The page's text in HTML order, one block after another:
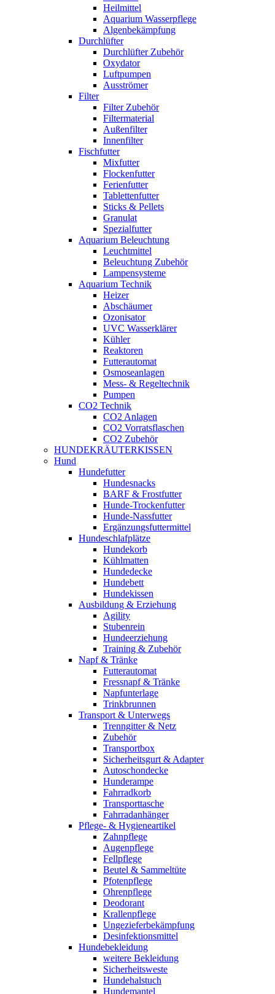
Heilmittel
Aquarium Wasserpflege
Algenbekämpfung
Durchlüfter
Durchlüfter Zubehör
Oxydator
Luftpumpen
Ausströmer
Filter
Filter Zubehör
Filtermaterial
Außenfilter
Innenfilter
Fischfutter
Mixfutter
Flockenfutter
Ferienfutter
Tablettenfutter
Sticks & Pellets
Granulat
Spezialfutter
Aquarium Beleuchtung
Leuchtmittel
Beleuchtung Zubehör
Lampensysteme
Aquarium Technik
Heizer
Abschäumer
Ozonisator
UVC Wasserklärer
Kühler
Reaktoren
Futterautomat
Osmoseanlagen
Mess- & Regeltechnik
Pumpen
CO2 Technik
CO2 Anlagen
CO2 Vorratsflaschen
CO2 Zubehör
HUNDEKRÄUTERKISSEN
Hund
Hundefutter
Hundesnacks
BARF & Frostfutter
Hunde-Trockenfutter
Hunde-Nassfutter
Ergänzungsfuttermittel
Hundeschlafplätze
Hundekorb
Kühlmatten
Hundedecke
Hundebett
Hundekissen
Ausbildung & Erziehung
Agility
Stubenrein
Hundeerziehung
Training & Zubehör
Napf & Tränke
Futterautomat
Fressnapf & Tränke
Napfunterlage
Trinkbrunnen
Transport & Unterwegs
Trenngitter & Netz
Zubehör
Transportbox
Sicherheitsgurt & Adapter
Autoschondecke
Hunderampe
Fahrradkorb
Transporttasche
Fahrradanhänger
Pflege- & Hygieneartikel
Zahnpflege
Augenpflege
Fellpflege
Beutel & Sammeltüte
Pfotenpflege
Ohrenpflege
Deodorant
Krallenpflege
Ungezieferbekämpfung
Desinfektionsmittel
Hundebekleidung
weitere Bekleidung
Sicherheitsweste
Hundehalstuch
Hundemantel